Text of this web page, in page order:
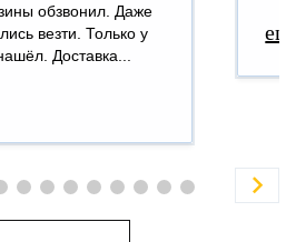
обзвонил. Даже
везти. Только у
Доставка...
